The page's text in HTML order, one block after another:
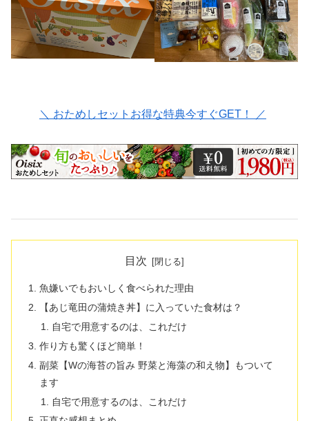
＼ おためしセットお得な特典今すぐGET！ ／
目次
魚嫌いでもおいしく食べられた理由
【あじ竜田の蒲焼き丼】に入っていた食材は？
自宅で用意するのは、これだけ
作り方も驚くほど簡単！
副菜【Wの海苔の旨み 野菜と海藻の和え物】もついて
ます
自宅で用意するのは、これだけ